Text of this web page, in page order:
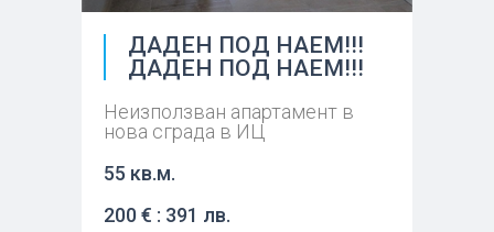
ДАДЕН ПОД НАЕМ!!!
ДАДЕН ПОД НАЕМ!!!
Неизползван апартамент в
нова сграда в ИЦ
55 кв.м.
200 € : 391 лв.